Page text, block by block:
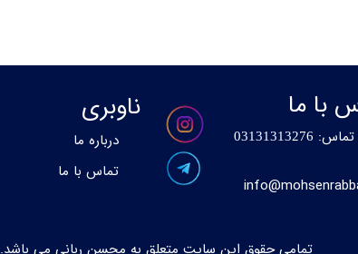
ناوبری
درباره ما
تماس با ما
با ما
تماس: 03131313276